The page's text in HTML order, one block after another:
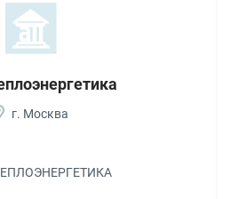
г. Москва